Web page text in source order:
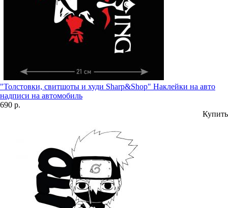
"Толстовки, свитшоты и худи Sharp&Shop" Наклейки на авто
надписи на автомобиль
690 р.
Купить